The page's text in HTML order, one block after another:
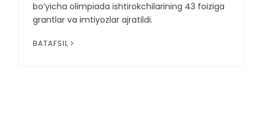
bo‘yicha olimpiada ishtirokchilarining 43 foiziga
grantlar va imtiyozlar ajratildi.
BATAFSIL